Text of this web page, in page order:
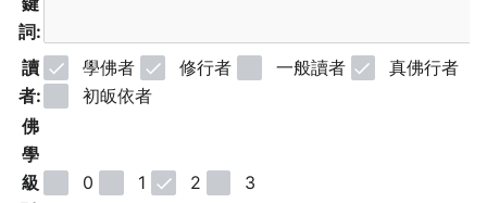
詞:
讀
者:
學佛者 修行者 一般讀者
真佛行者
初皈依者
佛
學
級
0 1 2 3